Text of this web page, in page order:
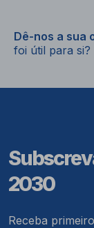
Dê-nos a sua
foi útil para si?
2030
Receba